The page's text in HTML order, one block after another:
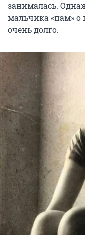
занималась.
мальчика «пам» о
очень долго.